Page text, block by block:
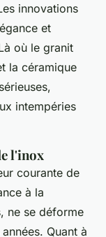
innovations
et
où le granit
la céramique
intempéries
l'inox
courante de
à la
ne se déforme
Quant à